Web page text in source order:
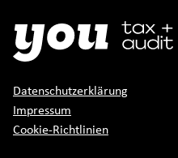
Datenschutzerklärung
Impressum
Cookie-Richtlinien